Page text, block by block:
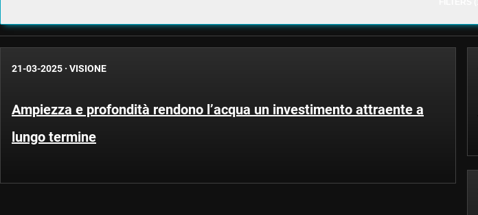
21-03-2025 · VISIONE
Ampiezza e profondità rendono l’acqua un investimento attraente a
lungo termine